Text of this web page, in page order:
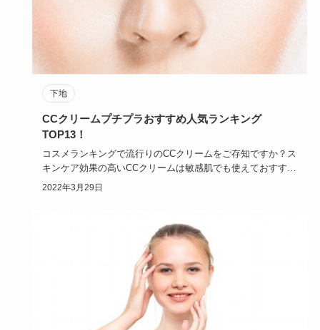
下地
CCクリームプチプラおすすめ人気ランキング
TOP13！
コスメランキングで流行りのCCクリームをご存知ですか？ス
キンケア効果の高いCCクリームは敏感肌でも使えておすすめ
です。初め…
2022年3月29日